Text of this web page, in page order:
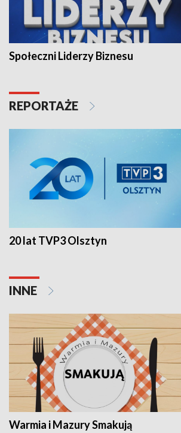
Społeczni Liderzy Biznesu
REPORTAŻE
20 lat TVP3 Olsztyn
INNE
Warmia i Mazury Smakują